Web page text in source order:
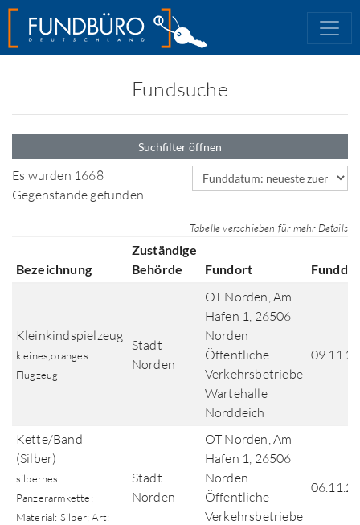
Fundsuche
Suchfilter öffnen
Es wurden 1668
Gegenstände gefunden
Sortierfeld
Tabelle verschieben für mehr Details
Bezeichnung
Zuständige
Behörde
Fundort
Kleinkindspielzeug
kleines,oranges
Flugzeug
Stadt
Norden
OT Norden, Am
Hafen 1, 26506
Norden
Öffentliche
Verkehrsbetriebe
Wartehalle
Norddeich
Kette/Band
(Silber)
silbernes
Panzerarmkette;
Material: Silber; Art:
Stadt
Norden
OT Norden, Am
Hafen 1, 26506
Norden
Öffentliche
Verkehrsbetriebe